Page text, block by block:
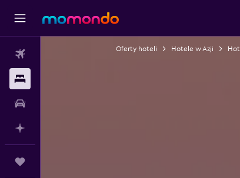
Oferty hoteli Hotele w Azji